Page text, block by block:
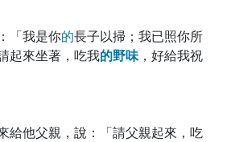
「我是你的長子以掃；我已照你所
起來坐著，吃我的野味，好給我祝
給他父親，說：「請父親起來，吃